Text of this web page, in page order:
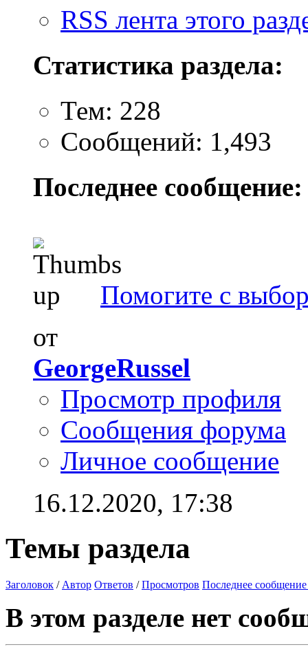
RSS лента этого
Статистика раздела:
Тем: 228
Сообщений: 1,493
Последнее сообщение:
Помогите с
от
GeorgeRussel
Просмотр профиля
Сообщения форума
Личное сообщение
16.12.2020, 17:38
Темы раздела
Заголовок / Автор Ответов /Просмотров Последнее сообщение
В этом разделе нет